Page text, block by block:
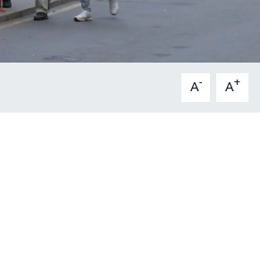
A- A+